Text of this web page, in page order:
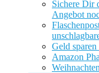
Sichere Dir
Angebot
Geld
Amazon